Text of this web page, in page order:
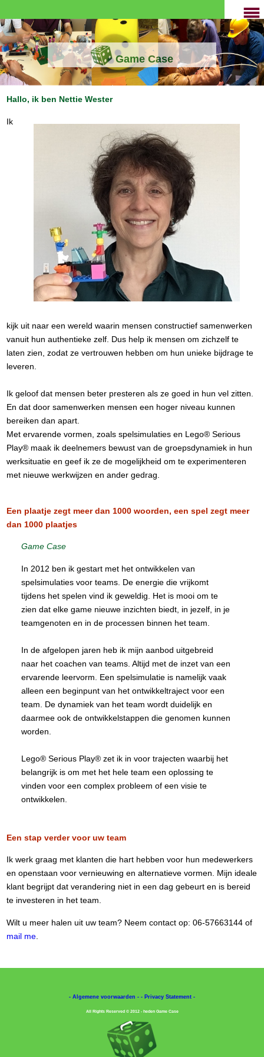
Game Case
Hallo, ik ben Nettie Wester
Ik
kijk uit naar een wereld waarin mensen constructief samenwerken
vanuit hun authentieke zelf. Dus help ik mensen om zichzelf te
laten zien, zodat ze vertrouwen hebben om hun unieke bijdrage te
leveren.
Ik geloof dat mensen beter presteren als ze goed in hun vel zitten.
En dat door samenwerken mensen een hoger niveau kunnen
bereiken dan apart.
Met ervarende vormen, zoals spelsimulaties en Lego® Serious
Play® maak ik deelnemers bewust van de groepsdynamiek in hun
werksituatie en geef ik ze de mogelijkheid om te experimenteren
met nieuwe werkwijzen en ander gedrag.
Een plaatje zegt meer dan 1000 woorden, een spel zegt meer
dan 1000 plaatjes
Game Case
In 2012 ben ik gestart met het ontwikkelen van
spelsimulaties voor teams. De energie die vrijkomt
tijdens het spelen vind ik geweldig. Het is mooi om te
zien dat elke game nieuwe inzichten biedt, in jezelf, in je
teamgenoten en in de processen binnen het team.
In de afgelopen jaren heb ik mijn aanbod uitgebreid
naar het coachen van teams. Altijd met de inzet van een
ervarende leervorm. Een spelsimulatie is namelijk vaak
alleen een beginpunt van het ontwikkeltraject voor een
team. De dynamiek van het team wordt duidelijk en
daarmee ook de ontwikkelstappen die genomen kunnen
worden.
Lego® Serious Play® zet ik in voor trajecten waarbij het
belangrijk is om met het hele team een oplossing te
vinden voor een complex probleem of een visie te
ontwikkelen.
Een stap verder voor uw team
Ik werk graag met klanten die hart hebben voor hun medewerkers
en openstaan voor vernieuwing en alternatieve vormen. Mijn ideale
klant begrijpt dat verandering niet in een dag gebeurt en is bereid
te investeren in het team.
Wilt u meer halen uit uw team? Neem contact op: 06-57663144 of
mail me
- Algemene voorwaarden - - Privacy Statement -
All Rights Reserved © 2012 - heden Game Case